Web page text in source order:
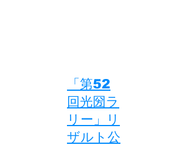
​「第52
回光圀ラ
リー」リ
ザルト公